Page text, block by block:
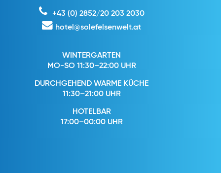
+43 (0) 2852/20 203 2030
hotel@solefelsenwelt.at
WINTERGARTEN
MO-SO 11:30–22:00 UHR
DURCHGEHEND WARME KÜCHE
11:30–21:00 UHR
HOTELBAR
17:00–00:00 UHR